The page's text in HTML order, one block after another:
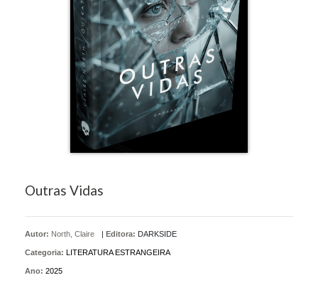
Outras Vidas
Autor: North, Claire | Editora: DARKSIDE
Categoria: LITERATURA ESTRANGEIRA
Ano: 2025